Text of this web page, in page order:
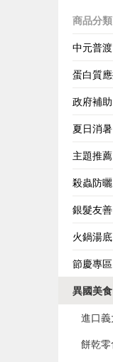
商品分類
中元普渡
蛋白質
政府補助
夏日消暑
主題推薦
殺蟲防曬
銀髮友善
火鍋湯底
節慶專區
異國美食
進口
餅乾零